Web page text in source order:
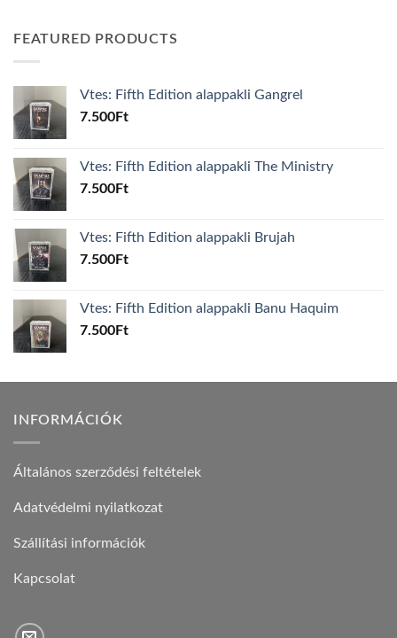
FEATURED PRODUCTS
Vtes: Fifth Edition alappakli Gangrel
7.500Ft
Vtes: Fifth Edition alappakli The Ministry
7.500Ft
Vtes: Fifth Edition alappakli Brujah
7.500Ft
Vtes: Fifth Edition alappakli Banu Haquim
7.500Ft
INFORMÁCIÓK
Általános szerződési feltételek
Adatvédelmi nyilatkozat
Szállítási információk
Kapcsolat